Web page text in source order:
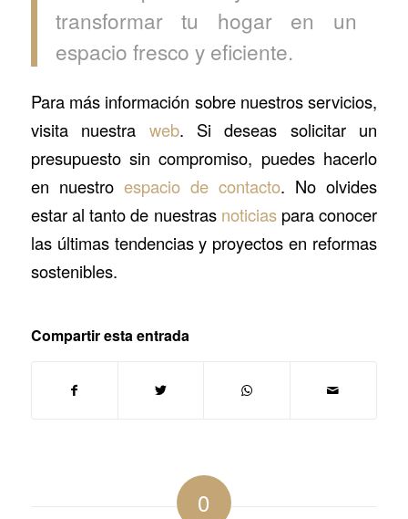
transformar tu hogar en un
espacio fresco y eficiente.
Para más información sobre nuestros servicios,
visita nuestra web. Si deseas solicitar un
presupuesto sin compromiso, puedes hacerlo
en nuestro espacio de contacto. No olvides
estar al tanto de nuestras noticiaspara conocer
las últimas tendencias y proyectos en reformas
sostenibles.
Compartir esta entrada
0